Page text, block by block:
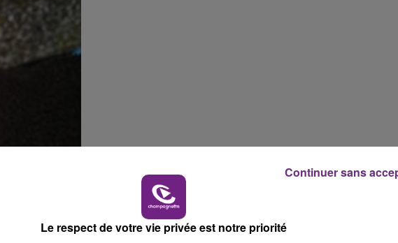
Le respect de votre vie privée est notre priorité
Continuer sans